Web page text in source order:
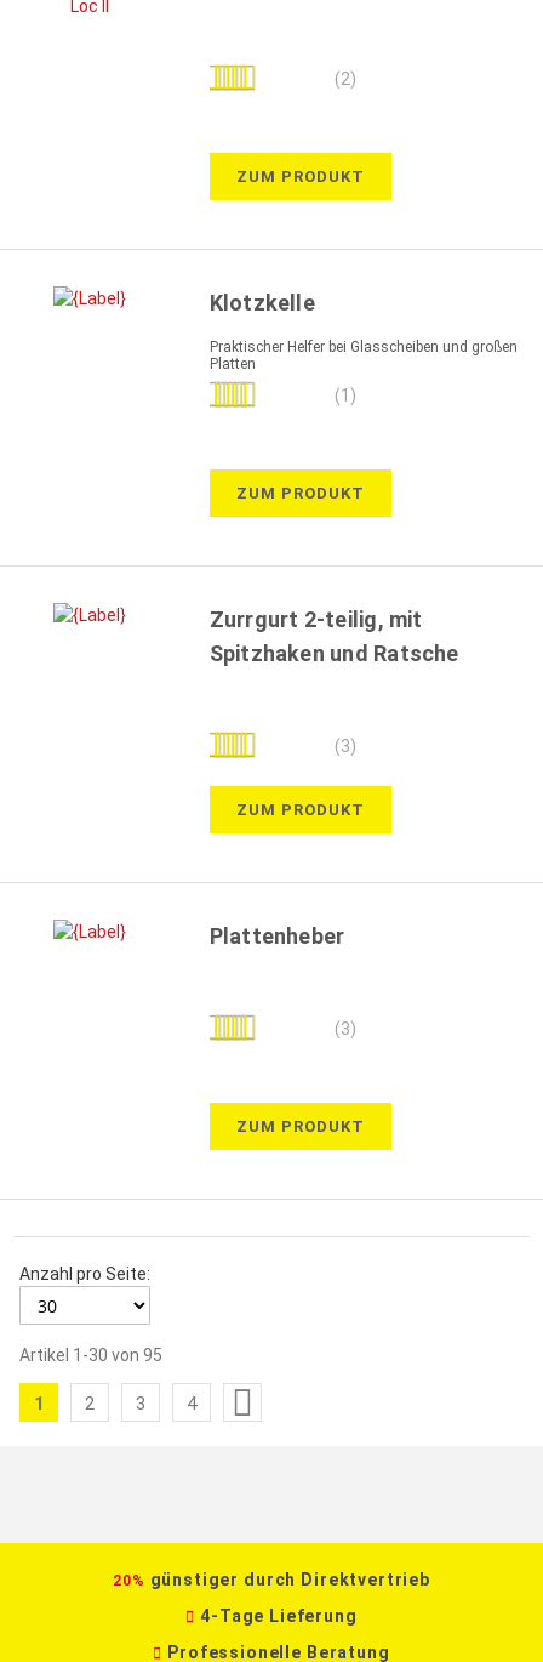
Bewertung: (2)
ZUM PRODUKT
Klotzkelle
Praktischer Helfer bei Glasscheiben und großen
Platten
Bewertung:
(1)
ZUM PRODUKT
Zurrgurt 2-teilig, mit
Spitzhaken und Ratsche
Bewertung: (3)
ZUM PRODUKT
Plattenheber
Bewertung: (3)
ZUM PRODUKT
Anzahl pro Seite:
Artikel 1 -30 von95
Sie
1 Seite
2 Seite
3 Seite
4
20% günstiger durch Direktvertrieb
4-Tage Lieferung
Professionelle Beratung